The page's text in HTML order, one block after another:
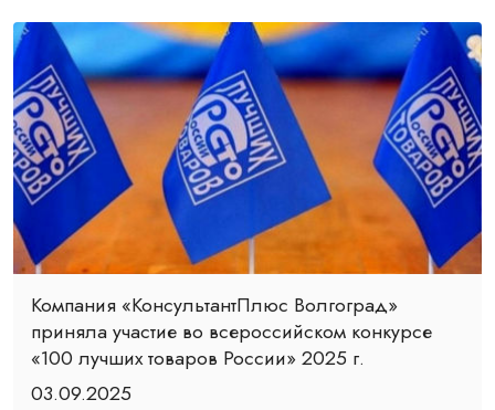
Компания «КонсультантПлюс Волгоград»
приняла участие во всероссийском конкурсе
«100 лучших товаров России» 2025 г.
03.09.2025